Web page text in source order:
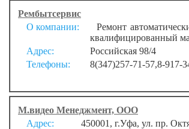
Рембытсервис
О компании:
Ремонт
квалифицированный
Адрес:
Российская 98/4
Телефоны:
8(347)257-71-57,8-917-
М.видео Менеджмент, ООО
Адрес:
450001, г.Уфа, ул. пр.